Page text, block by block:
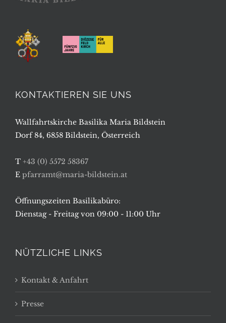
KONTAKTIEREN SIE UNS
Wallfahrtskirche Basilika Maria Bildstein
Dorf 84, 6858 Bildstein, Österreich
T +43 (0) 5572 58367
E pfarramt@maria-bildstein.at
Öffnungszeiten Basilikabüro:
Dienstag - Freitag von 09:00 - 11:00 Uhr
NÜTZLICHE LINKS
Kontakt & Anfahrt
Presse